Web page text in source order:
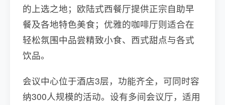
的上选之地；欧陆式西餐厅提供正宗自助早
餐及各地特色美食；优雅的咖啡厅则适合在
轻松氛围中品尝精致小食、西式甜点与各式
饮品。
会议中心位于酒店3层，功能齐全，可同时容
纳300人规模的活动。设有多间会议厅，适用